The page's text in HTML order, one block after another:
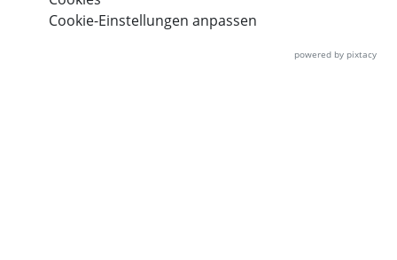
Cookie-Einstellungen anpassen
powered by pixtacy